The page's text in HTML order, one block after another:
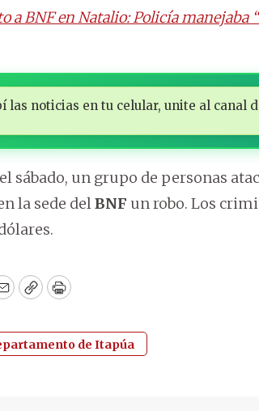
a BNF en Natalio: Policía manejaba
las noticias en tu celular, unite al canal
sábado, un grupo de personas
la sede delBNF un robo. Los
EmailCopyPrint
de Itapúa